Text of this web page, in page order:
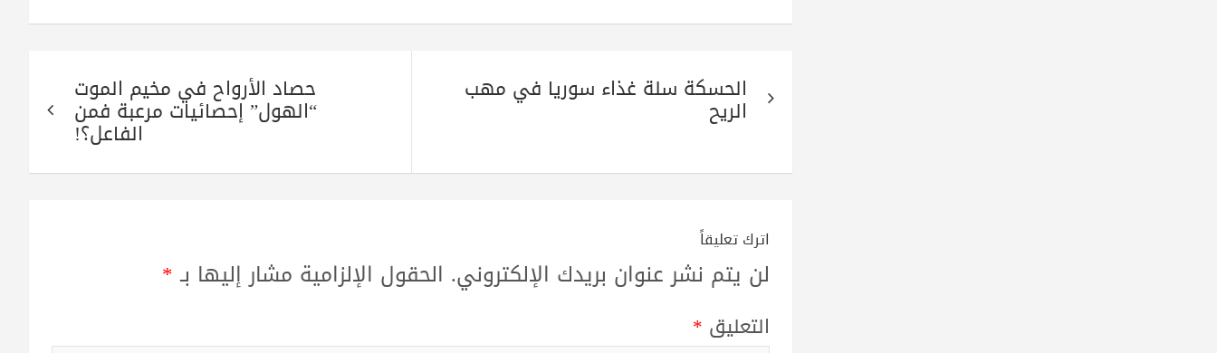
المقالاتالحسكة سلة غذاء سوريا في مهب
الريح
حصاد الأرواح في مخيم الموت
“الهول” إحصائيات مرعبة فمن
الفاعل؟!
اترك تعليقاً
لن يتم نشر عنوان بريدك الإلكتروني. الحقول الإلزامية مشار إليها بـ*
التعليق *